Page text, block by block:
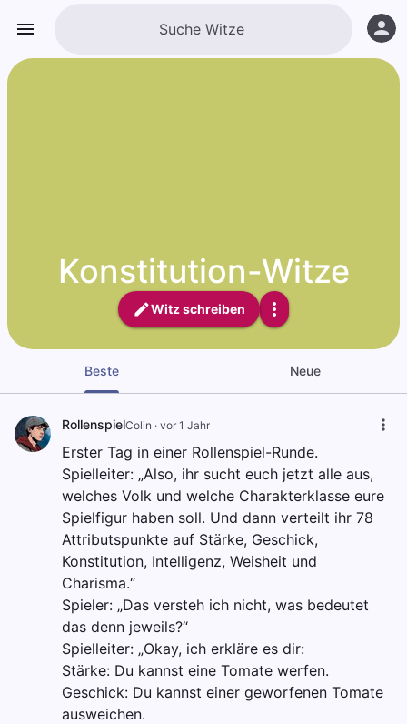
Konstitution-Witze
Witz schreiben
Beste Neue
RollenspielColin · vor 1 Jahr
Erster Tag in einer Rollenspiel-Runde.
Spielleiter: „Also, ihr sucht euch jetzt alle aus,
welches Volk und welche Charakterklasse eure
Spielfigur haben soll. Und dann verteilt ihr 78
Attributspunkte auf Stärke, Geschick,
Konstitution, Intelligenz, Weisheit und
Charisma.“
Spieler: „Das versteh ich nicht, was bedeutet
das denn jeweils?“
Spielleiter: „Okay, ich erkläre es dir:
Stärke: Du kannst eine Tomate werfen.
Geschick: Du kannst einer geworfenen Tomate
ausweichen.